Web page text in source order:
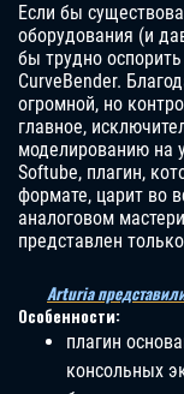
Если бы
оборудования (и
бы трудно
CurveBender.
огромной, но
главное,
моделированию на
Softube, плагин,
формате, царит во
аналоговом
представлен
Arturia
Особенности:
плагин
консольных